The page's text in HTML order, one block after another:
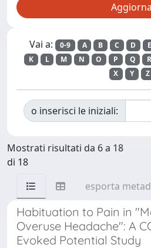
Vai a: 0-9 A B C D E
K
L M N O P Q R
X
Y Z
o inserisci le iniziali:
Mostrati risultati da 6 a 18
di 18
esporta
Habituation to Pain in
Overuse Headache": A
Evoked Potential Study